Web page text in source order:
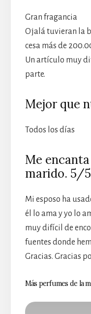
Gran fragancia
Ojalá tuvieran la
cesa más de
Un artículo muy
parte.
Mejor que
Todos los días
Me
marido. 5/5
Mi esposo ha
él lo ama y yo lo
muy difícil de
fuentes donde
Gracias. Gracias
Más perfumes de la